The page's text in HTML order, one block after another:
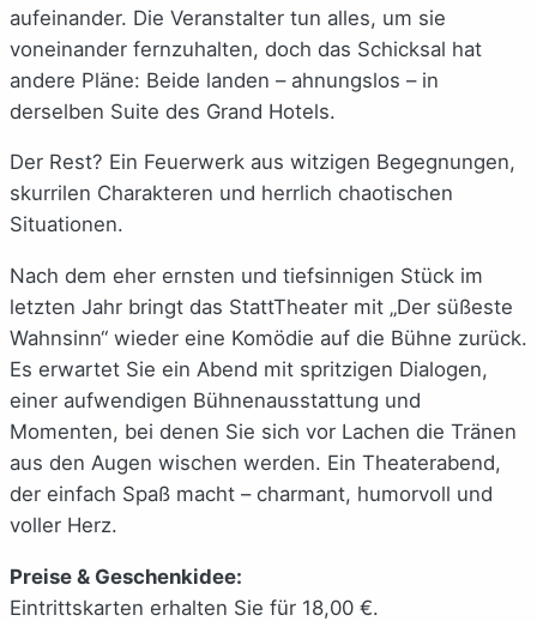
aufeinander. Die Veranstalter tun alles, um sie
voneinander fernzuhalten, doch das Schicksal hat
andere Pläne: Beide landen – ahnungslos – in
derselben Suite des Grand Hotels.
Der Rest? Ein Feuerwerk aus witzigen Begegnungen,
skurrilen Charakteren und herrlich chaotischen
Situationen.
Nach dem eher ernsten und tiefsinnigen Stück im
letzten Jahr bringt das StattTheater mit „Der süßeste
Wahnsinn“ wieder eine Komödie auf die Bühne zurück.
Es erwartet Sie ein Abend mit spritzigen Dialogen,
einer aufwendigen Bühnenausstattung und
Momenten, bei denen Sie sich vor Lachen die Tränen
aus den Augen wischen werden. Ein Theaterabend,
der einfach Spaß macht – charmant, humorvoll und
voller Herz.
Preise & Geschenkidee:
Eintrittskarten erhalten Sie für 18,00 €.